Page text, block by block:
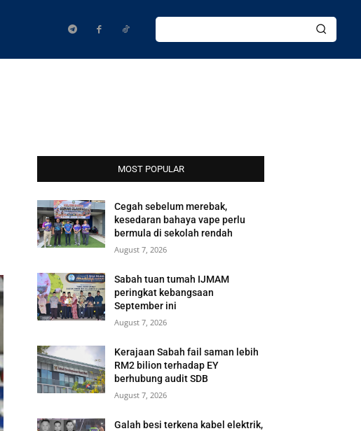
MOST POPULAR
Cegah sebelum merebak,
kesedaran bahaya vape perlu
bermula di sekolah rendah
August 7, 2026
Sabah tuan tumah IJMAM
peringkat kebangsaan
September ini
August 7, 2026
Kerajaan Sabah fail saman lebih
RM2 bilion terhadap EY
berhubung audit SDB
August 7, 2026
Galah besi terkena kabel elektrik,